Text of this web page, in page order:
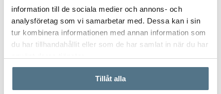
information till de sociala medier och annons- och
analysföretag som vi samarbetar med. Dessa kan i sin
tur kombinera informationen med annan information som
du har tillhandahållit eller som de har samlat in när du har
Tillåt alla